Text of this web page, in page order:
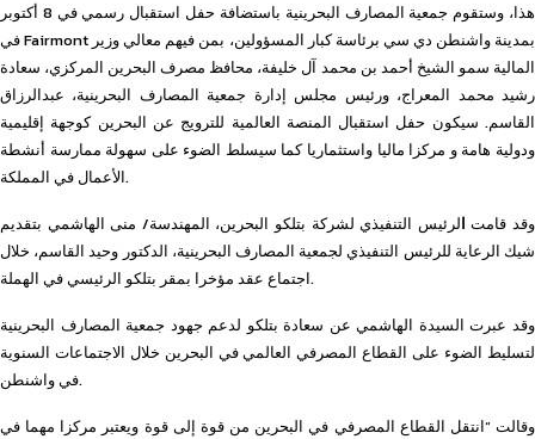
هذا، وستقوم جمعية المصارف البحرينية باستضافة حفل استقبال رسمي في 8 أكتوبر
في Fairmont بمدينة واشنطن دي سي برئاسة كبار المسؤولين، بمن فيهم معالي وزير
المالية سمو الشيخ أحمد بن محمد آل خليفة، محافظ مصرف البحرين المركزي، سعادة
رشيد محمد المعراج، ورئيس مجلس إدارة جمعية المصارف البحرينية، عبدالرزاق
القاسم. سيكون حفل استقبال المنصة العالمية للترويج عن البحرين كوجهة إقليمية
ودولية هامة و مركزا ماليا واستثماريا كما سيسلط الضوء على سهولة ممارسة أنشطة
الأعمال في المملكة.
وقد قامت الرئيس التنفيذي لشركة بتلكو البحرين، المهندسة/ منى الهاشمي بتقديم
شيك الرعاية للرئيس التنفيذي لجمعية المصارف البحرينية، الدكتور وحيد القاسم، خلال
اجتماع عقد مؤخرا بمقر بتلكو الرئيسي في الهملة.
وقد عبرت السيدة الهاشمي عن سعادة بتلكو لدعم جهود جمعية المصارف البحرينية
لتسليط الضوء على القطاع المصرفي العالمي في البحرين خلال الاجتماعات السنوية
في واشنطن.
وقالت “انتقل القطاع المصرفي في البحرين من قوة إلى قوة ويعتبر مركزا مهما في